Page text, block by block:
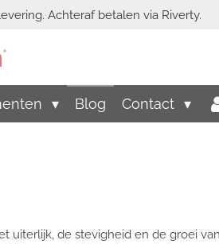
Achteraf betalen via Riverty.
Blog Contact
uiterlijk, de stevigheid en de groei